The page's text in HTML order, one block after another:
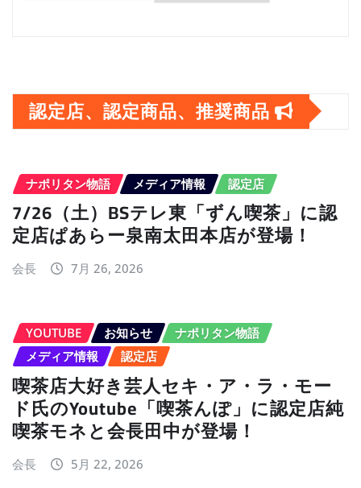
イ
ブ
認定店、認定商品、推奨商品
ナポリタン物語 メディア情報 認定店
7/26（土）BSテレ東「ずん喫茶」に認
定店ぱあらー泉南太田本店が登場！
会長 7月 26, 2026
YOUTUBE お知らせ
ナポリタン物語
メディア情報
認定店
喫茶店大好き芸人セキ・ア・ラ・モー
ド氏のYoutube「喫茶んぽ」に認定店純
喫茶モネと会長田中が登場！
会長 5月 22, 2026